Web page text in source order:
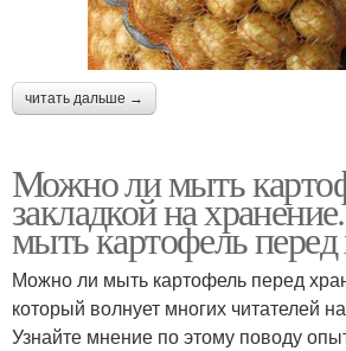
читать дальше →
Можно ли мыть
закладкой на
мыть картофель
Можно ли мыть картофель перед
который волнует многих читателей
Узнайте мнение по этому поводу